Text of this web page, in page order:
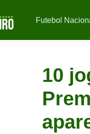
Futebol
10